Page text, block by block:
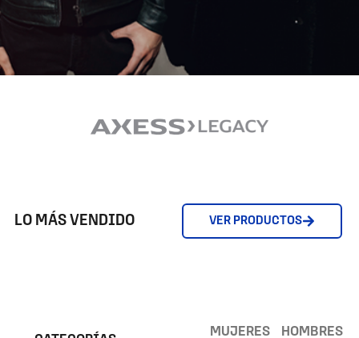
LO MÁS VENDIDO VER PRODUCTOS
MUJERES HOMBRES